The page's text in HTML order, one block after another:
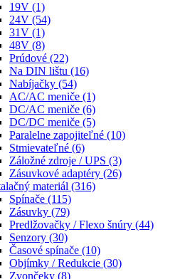
19V (1)
24V (54)
31V (1)
48V (8)
Prúdové (22)
Na DIN lištu (16)
Nabíjačky (54)
AC/AC meniče (1)
DC/AC meniče (6)
DC/DC meniče (5)
Paralelne zapojiteľné (10)
Stmievateľné (6)
Záložné zdroje / UPS (3)
Zásuvkové adaptéry (26)
materiál (316)
Spínače (115)
Zásuvky (79)
Predlžovačky / Flexo šnúry (44)
Senzory (30)
Časové spínače (10)
Objímky / Redukcie (30)
Zvončeky (8)